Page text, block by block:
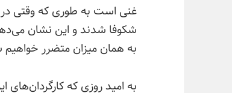
غنی است به طوری که وقتی در
شکوفا شدند و این نشان
به همان میزان متضرر
به امید روزی که کارگردان‌های